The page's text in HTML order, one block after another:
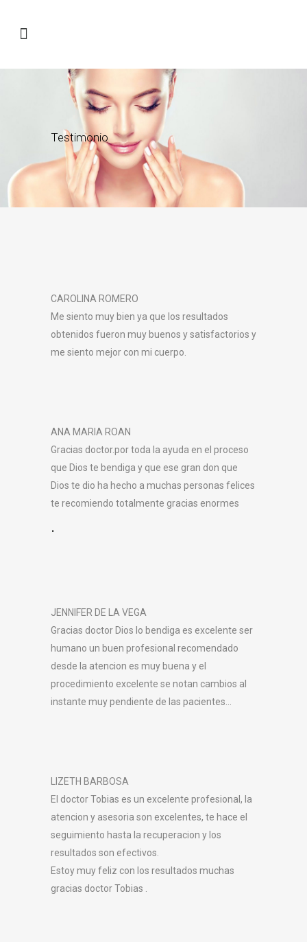
Testimonio
CAROLINA ROMERO
Me siento muy bien ya que los resultados
obtenidos fueron muy buenos y satisfactorios y
me siento mejor con mi cuerpo.
ANA MARIA ROAN
Gracias doctor.por toda la ayuda en el proceso
que Dios te bendiga y que ese gran don que
Dios te dio ha hecho a muchas personas felices
te recomiendo totalmente gracias enormes
.
JENNIFER DE LA VEGA
Gracias doctor Dios lo bendiga es excelente ser
humano un buen profesional recomendado
desde la atencion es muy buena y el
procedimiento excelente se notan cambios al
instante muy pendiente de las pacientes…
LIZETH BARBOSA
El doctor Tobias es un excelente profesional, la
atencion y asesoria son excelentes, te hace el
seguimiento hasta la recuperacion y los
resultados son efectivos.
Estoy muy feliz con los resultados muchas
gracias doctor Tobias .